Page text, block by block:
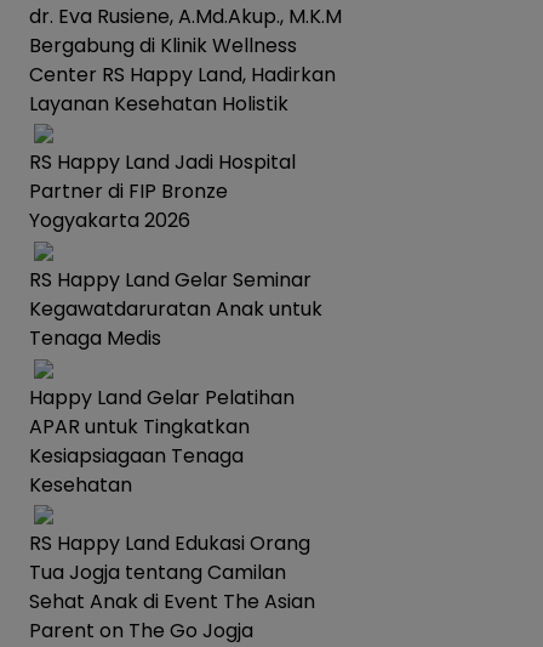
dr. Eva Rusiene, A.Md.Akup., M.K.M
Bergabung di Klinik Wellness
Center RS Happy Land, Hadirkan
Layanan Kesehatan Holistik
RS Happy Land Jadi Hospital
Partner di FIP Bronze
Yogyakarta 2026
RS Happy Land Gelar Seminar
Kegawatdaruratan Anak untuk
Tenaga Medis
Happy Land Gelar Pelatihan
APAR untuk Tingkatkan
Kesiapsiagaan Tenaga
Kesehatan
RS Happy Land Edukasi Orang
Tua Jogja tentang Camilan
Sehat Anak di Event The Asian
Parent on The Go Jogja